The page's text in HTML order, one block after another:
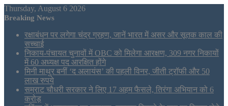
Thursday, August 6 2026
Breaking News
रक्षाबंधन पर लगेगा चंद्र ग्रहण, जानें भारत में असर और सूतक काल की
सच्चाई
निकाय-पंचायत चुनावों में OBC को मिलेगा आरक्षण, 309 नगर निकायों
में 60 अध्यक्ष पद आरक्षित होंगे
मिनी माथुर बनीं ‘द अलायंस’ की पहली विनर, जीती ट्रॉफी और 50
लाख रुपये
सम्राट चौधरी सरकार ने लिए 17 अहम फैसले, तिरंगा अभियान को 6
करोड़